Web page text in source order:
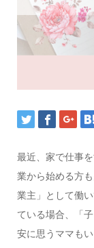
最近、家で仕事
業から始める方
業主」として働
ている場合、「
安に思うママも